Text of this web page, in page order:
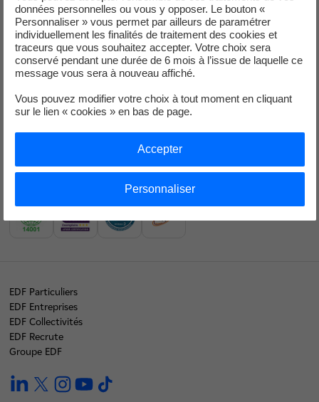
Décarboner vos territoires
Nos offres d’énergie entreprises
Contacts
EDF en bref
Notre mix électrique
Nos résultats financiers
Nous rejoindre
EDF Particuliers
EDF Entreprises
EDF Collectivités
EDF Recrute
Groupe EDF
linkedintwitterinstagramyoutube
données personnelles ou vous y opposer. Le bouton «
Personnaliser » vous permet par ailleurs de paramétrer
individuellement les finalités de traitement des cookies et
traceurs que vous souhaitez accepter. Votre choix sera
conservé pendant une durée de 6 mois à l’issue de laquelle ce
message vous sera à nouveau affiché.
Vous pouvez modifier votre choix à tout moment en cliquant
sur le lien « cookies » en bas de page.
Personnaliser
Accepter